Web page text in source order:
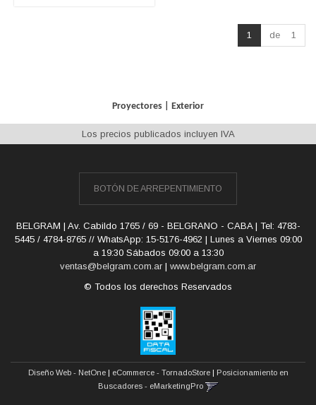
1 de 1
Proyectores Exterior
Los precios publicados incluyen IVA
BOTÓN DE ARREPENTIMIENTO
BELGRAM | Av. Cabildo 1765 / 69 - BELGRANO - CABA | Tel: 4783-
5445 / 4784-8765 // WhatsApp: 15-5176-4962 | Lunes a Viernes 09:00
a 19:30 Sábados 09:00 a 13:30
ventas@belgram.com.ar | www.belgram.com.ar
© Todos los derechos Reservados
Diseño Web - NetOne| eCommerce - TornadoStore|
Posicionamiento en
Buscadores - eMarketingPro